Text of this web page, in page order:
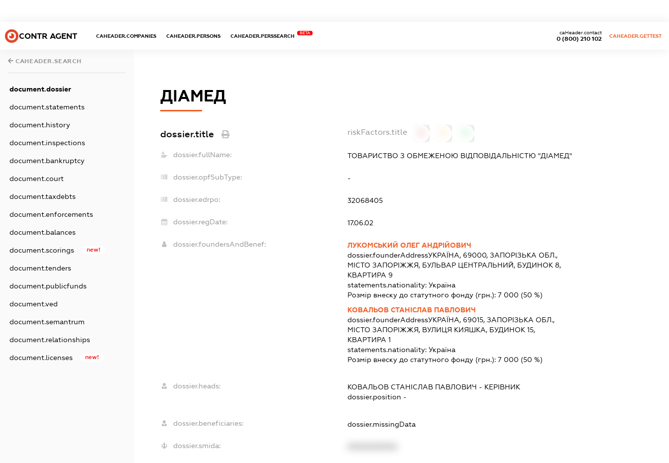
CONTR AGENT CAHEADER.COMPANIES CAHEADER.PERSONS CAHEADER.PERSSEARCH
BETA
0 (800) 210 102
caHeader.contact
CAHEADER.GETTEST
CAHEADER.SEARCH
document.dossier
document.statements
document.history
document.inspections
document.bankruptcy
document.court
document.taxdebts
document.enforcements
document.balances
document.scorings new!
document.tenders
document.publicfunds
document.ved
document.semantrum
document.relationships
document.licenses new!
ДІАМЕД
dossier.title riskFactors.title
dossier.fullName: ТОВАРИСТВО З ОБМЕЖЕНОЮ ВІДПОВІДАЛЬНІСТЮ "ДІАМЕД"
dossier.opfSubType: -
dossier.edrpo: 32068405
dossier.regDate: 17.06.02
dossier.foundersAndBenef:
ЛУКОМСЬКИЙ ОЛЕГ АНДРІЙОВИЧ
dossier.founderAddressУКРАЇНА, 69000, ЗАПОРІЗЬКА ОБЛ.,
МІСТО ЗАПОРІЖЖЯ, БУЛЬВАР ЦЕНТРАЛЬНИЙ, БУДИНОК 8,
КВАРТИРА 9
statements.nationality: Україна
Розмір внеску до статутного фонду (грн.): 7 000 (50 %)
КОВАЛЬОВ СТАНІСЛАВ ПАВЛОВИЧ
dossier.founderAddressУКРАЇНА, 69015, ЗАПОРІЗЬКА ОБЛ.,
МІСТО ЗАПОРІЖЖЯ, ВУЛИЦЯ КИЯШКА, БУДИНОК 15,
КВАРТИРА 1
statements.nationality: Україна
Розмір внеску до статутного фонду (грн.): 7 000 (50 %)
dossier.heads: КОВАЛЬОВ СТАНІСЛАВ ПАВЛОВИЧ - КЕРІВНИК
dossier.position -
dossier.beneficiaries: dossier.missingData
dossier.smida: